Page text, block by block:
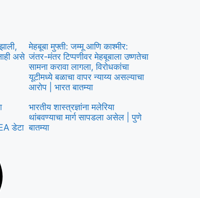
असे
मेहबूबा मुफ्ती: जम्मू आणि काश्मीर:
जंतर-मंतर टिप्पणीवर मेहबूबाला उष्णतेचा
सामना करावा लागला, विरोधकांचा
यूटीमध्ये बळाचा वापर न्याय्य असल्याचा
आरोप | भारत बातम्या
डेटा
भारतीय शास्त्रज्ञांना मलेरिया
थांबवण्याचा मार्ग सापडला असेल | पुणे
बातम्या